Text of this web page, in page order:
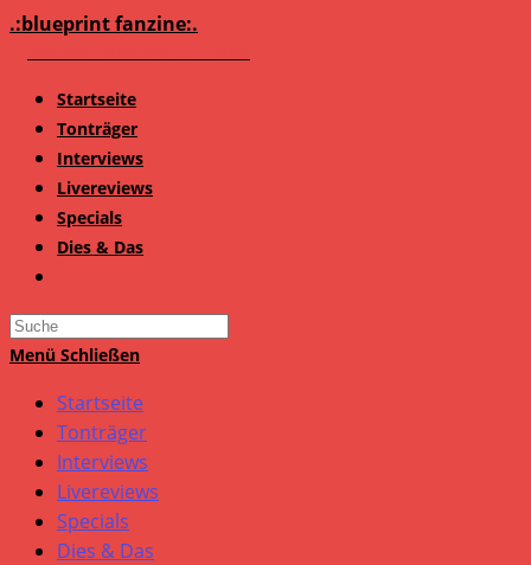
Zum
.:blueprint fanzine:.
Startseite
Tonträger
Interviews
Livereviews
Specials
Dies & Das
Search
this
Menü Schließen
Startseite
Tonträger
Interviews
Livereviews
Specials
Dies & Das